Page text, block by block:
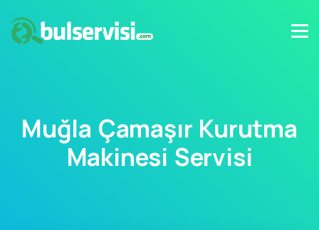
Muğla Çamaşır Kurutma
Makinesi Servisi